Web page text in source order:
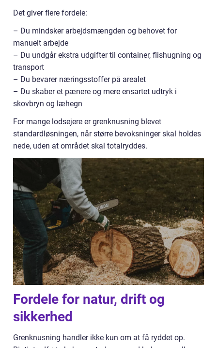
Det giver flere fordele:
– Du mindsker arbejdsmængden og behovet for
manuelt arbejde
– Du undgår ekstra udgifter til container, flishugning og
transport
– Du bevarer næringsstoffer på arealet
– Du skaber et pænere og mere ensartet udtryk i
skovbryn og læhegn
For mange lodsejere er grenknusning blevet
standardløsningen, når større bevoksninger skal holdes
nede, uden at området skal totalryddes.
Fordele for natur, drift og
sikkerhed
Grenknusning handler ikke kun om at få ryddet op.